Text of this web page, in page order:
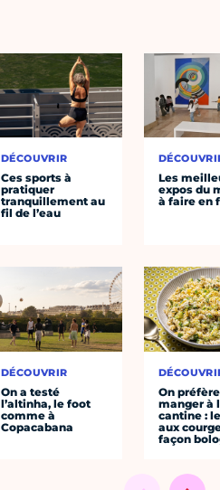
DÉCOUVRIR
Ces sports à
pratiquer
tranquillement au
fil de l’eau
DÉCOUVRIR
On a testé
l’altinha, le foot
comme à
Copacabana
Les
expos du
à faire en
On préfère
manger à
cantine :
aux
façon